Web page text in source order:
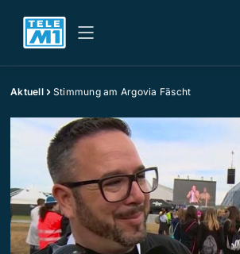
Aktuell Stimmung am Argovia Fäscht